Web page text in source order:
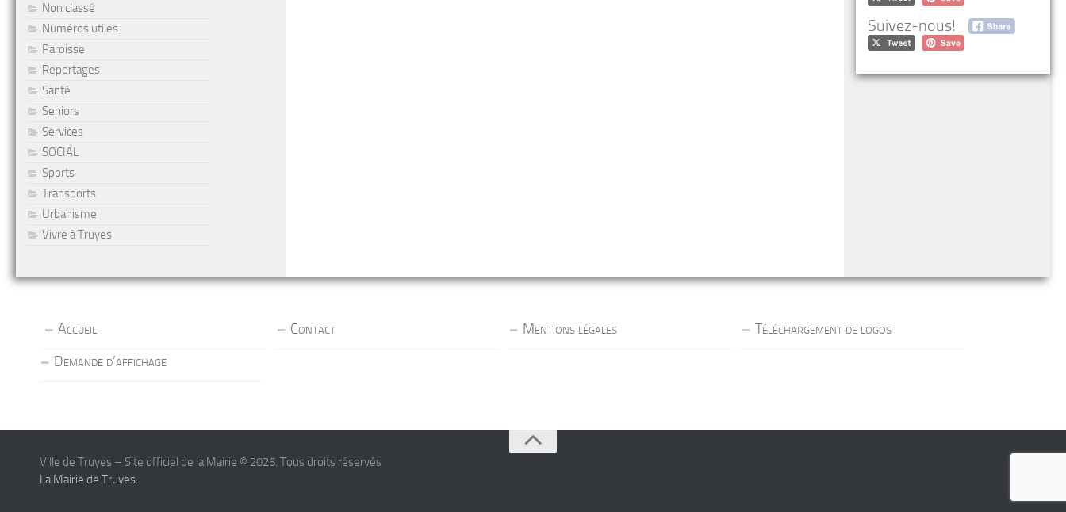
Non classé
Numéros utiles
Paroisse
Reportages
Santé
Seniors
Services
SOCIAL
Sports
Transports
Urbanisme
Vivre à Truyes
Suivez-nous!
Accueil Contact Mentions légales
Téléchargement de logos
Demande d’affichage
Ville de Truyes – Site officiel de la Mairie © 2026. Tous droits réservés
La Mairie de Truyes.